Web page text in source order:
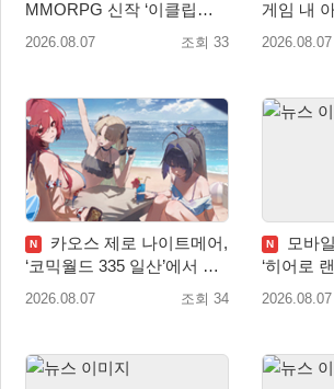
MMORPG 신작 ‘이클립스:
더 어웨이크닝’ 9월 10일 론
2026.08.07 조회 33
게임 내
는 ‘레전
2026.08.07
N
카오스 제로 나이트메어,
‘코믹월드 335 일산’에서 이
용자 소통 예고
2026.08.07 조회 34
N
모바
‘히어로
돌입
2026.08.07